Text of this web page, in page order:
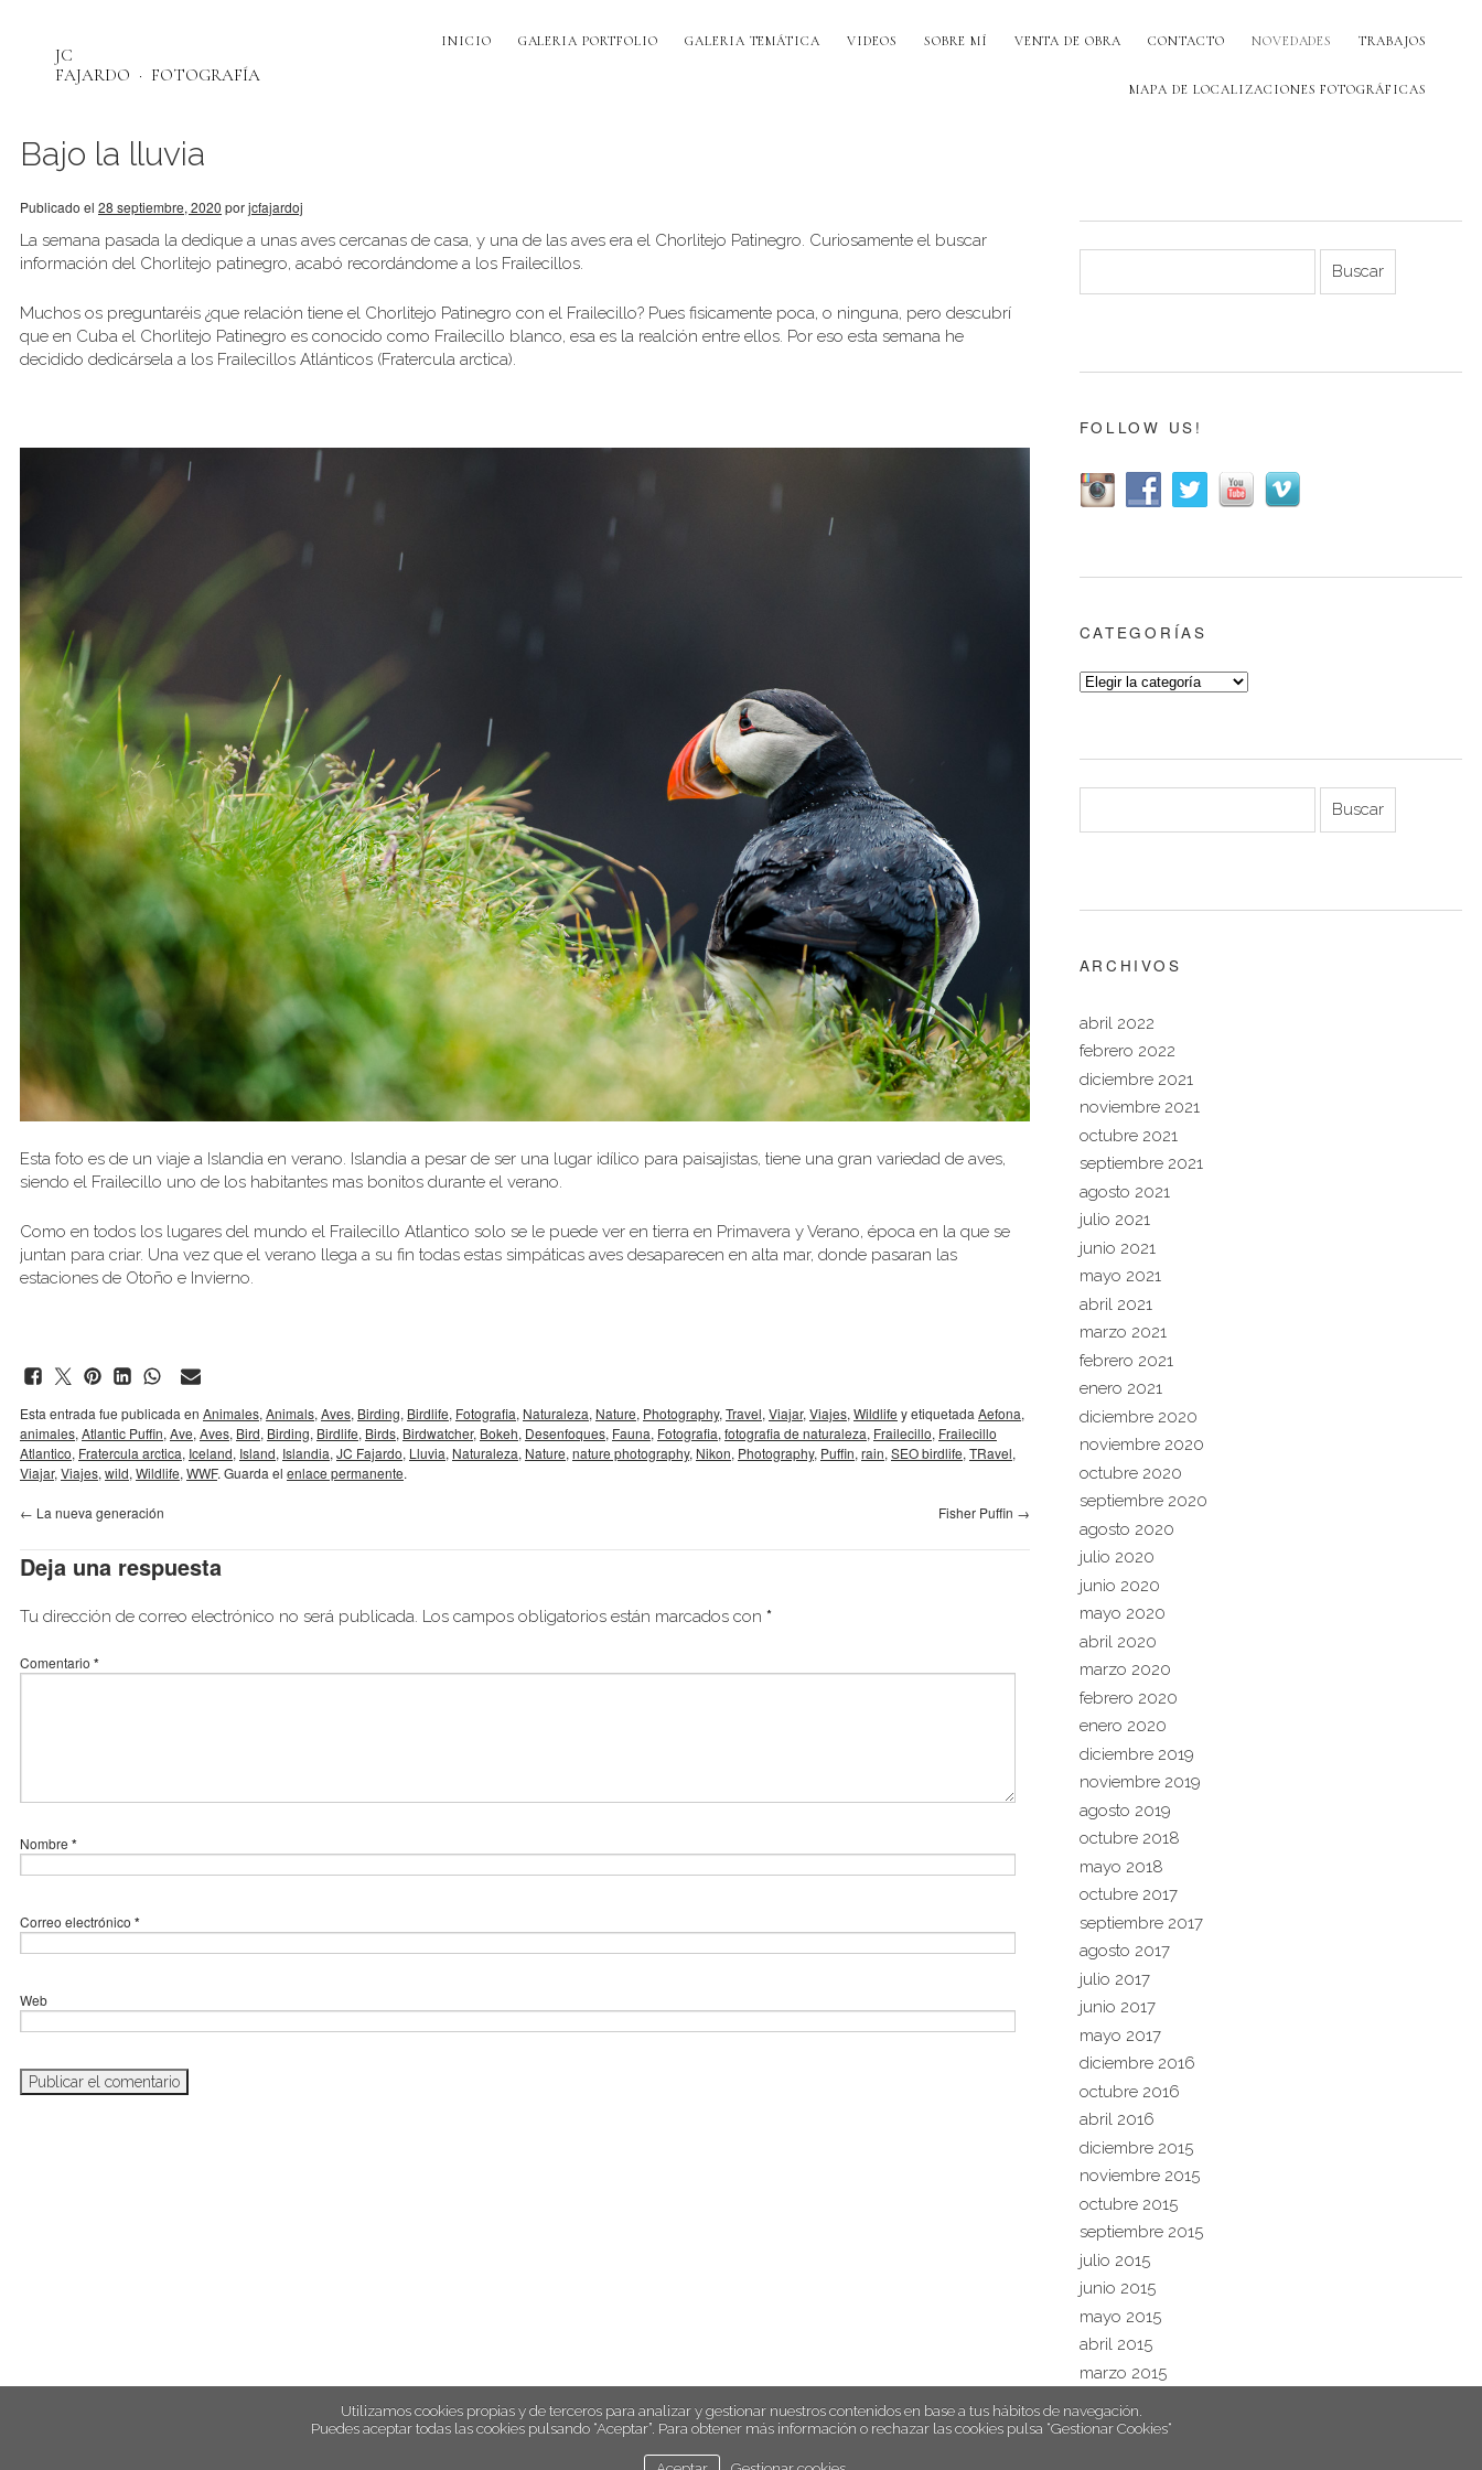
JC
FAJARDO
FOTOGRAFÍA
INICIO GALERIA PORTFOLIO GALERIA TEMÁTICA VIDEOS SOBRE MÍ VENTA DE OBRA CONTACTO NOVEDADES TRABAJOS
MAPA DE LOCALIZACIONES FOTOGRÁFICAS
Bajo la lluvia
Publicado el 28 septiembre, 2020 porjcfajardoj
La semana pasada la dedique a unas aves cercanas de casa, y una de las aves era el Chorlitejo Patinegro. Curiosamente el buscar
información del Chorlitejo patinegro, acabó recordándome a los Frailecillos.
Muchos os preguntaréis ¿que relación tiene el Chorlitejo Patinegro con el Frailecillo? Pues fisicamente poca, o ninguna, pero descubrí
que en Cuba el Chorlitejo Patinegro es conocido como Frailecillo blanco, esa es la realción entre ellos. Por eso esta semana he
decidido dedicársela a los Frailecillos Atlánticos (Fratercula arctica).
Esta foto es de un viaje a Islandia en verano. Islandia a pesar de ser una lugar idílico para paisajistas, tiene una gran variedad de aves,
siendo el Frailecillo uno de los habitantes mas bonitos durante el verano.
Como en todos los lugares del mundo el Frailecillo Atlantico solo se le puede ver en tierra en Primavera y Verano, época en la que se
juntan para criar. Una vez que el verano llega a su fin todas estas simpáticas aves desaparecen en alta mar, donde pasaran las
estaciones de Otoño e Invierno.
Esta entrada fue publicada en Animales, Animals, Aves, Birding, Birdlife, Fotografia, Naturaleza, Nature, Photography, Travel, Viajar, Viajes, Wildlife y etiquetada Aefona,
animales, Atlantic Puffin, Ave, Aves, Bird, Birding, Birdlife, Birds, Birdwatcher, Bokeh, Desenfoques, Fauna, Fotografia, fotografia de naturaleza, Frailecillo, Frailecillo
Atlantico, Fratercula arctica, Iceland, Island, Islandia, JC Fajardo, Lluvia, Naturaleza, Nature, nature photography, Nikon, Photography, Puffin, rain, SEO birdlife, TRavel,
Viajar, Viajes, wild, Wildlife, WWF. Guarda el enlace permanente.
← La nueva generación Fisher Puffin →
Deja una respuesta
Tu dirección de correo electrónico no será publicada. Los campos obligatorios están marcados con *
Comentario *
Nombre *
Correo electrónico *
Web
FOLLOW US!
CATEGORÍAS
ARCHIVOS
abril 2022
febrero 2022
diciembre 2021
noviembre 2021
octubre 2021
septiembre 2021
agosto 2021
julio 2021
junio 2021
mayo 2021
abril 2021
marzo 2021
febrero 2021
enero 2021
diciembre 2020
noviembre 2020
octubre 2020
septiembre 2020
agosto 2020
julio 2020
junio 2020
mayo 2020
abril 2020
marzo 2020
febrero 2020
enero 2020
diciembre 2019
noviembre 2019
agosto 2019
octubre 2018
mayo 2018
octubre 2017
septiembre 2017
agosto 2017
julio 2017
junio 2017
mayo 2017
diciembre 2016
octubre 2016
abril 2016
diciembre 2015
noviembre 2015
octubre 2015
septiembre 2015
julio 2015
junio 2015
mayo 2015
abril 2015
marzo 2015
Utilizamos cookies propias y de terceros para analizar y gestionar nuestros contenidos en base a tus hábitos de navegación.
Puedes aceptar todas las cookies pulsando “Aceptar”. Para obtener más información o rechazar las cookies pulsa “Gestionar Cookies“